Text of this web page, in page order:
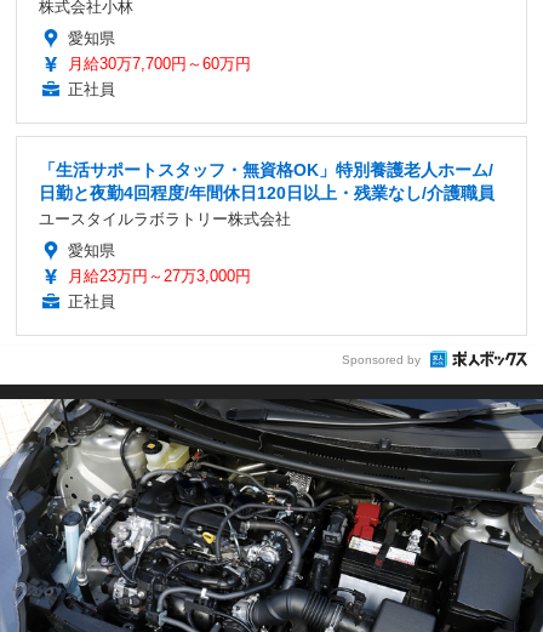
株式会社小林
愛知県
月給30万7,700円～60万円
正社員
「生活サポートスタッフ・無資格OK」特別養護老人ホーム/
日勤と夜勤4回程度/年間休日120日以上・残業なし/介護職員
ユースタイルラボラトリー株式会社
愛知県
月給23万円～27万3,000円
正社員
Sponsored by